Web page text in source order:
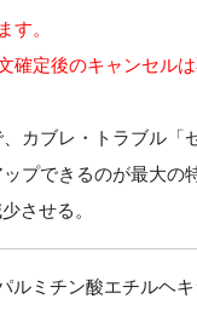
す。
確定後のキャンセル
カブレ・トラブル「
プできるのが最大の
させる。
ルミチン酸エチルヘ